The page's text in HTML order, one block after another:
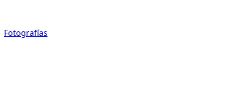
Fotografías